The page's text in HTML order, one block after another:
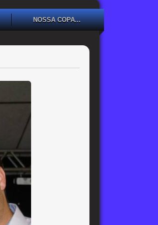
NOSSA COPA...